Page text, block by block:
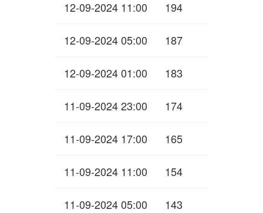
12-09-2024 11:00 194
12-09-2024 05:00 187
12-09-2024 01:00 183
11-09-2024 23:00 174
11-09-2024 17:00 165
11-09-2024 11:00 154
11-09-2024 05:00 143